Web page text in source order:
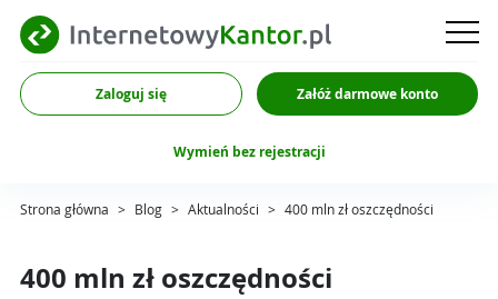
Zaloguj się Załóż darmowe konto
Wymień bez rejestracji
Strona główna > Blog > Aktualności > 400 mln zł oszczędności
400 mln zł oszczędności